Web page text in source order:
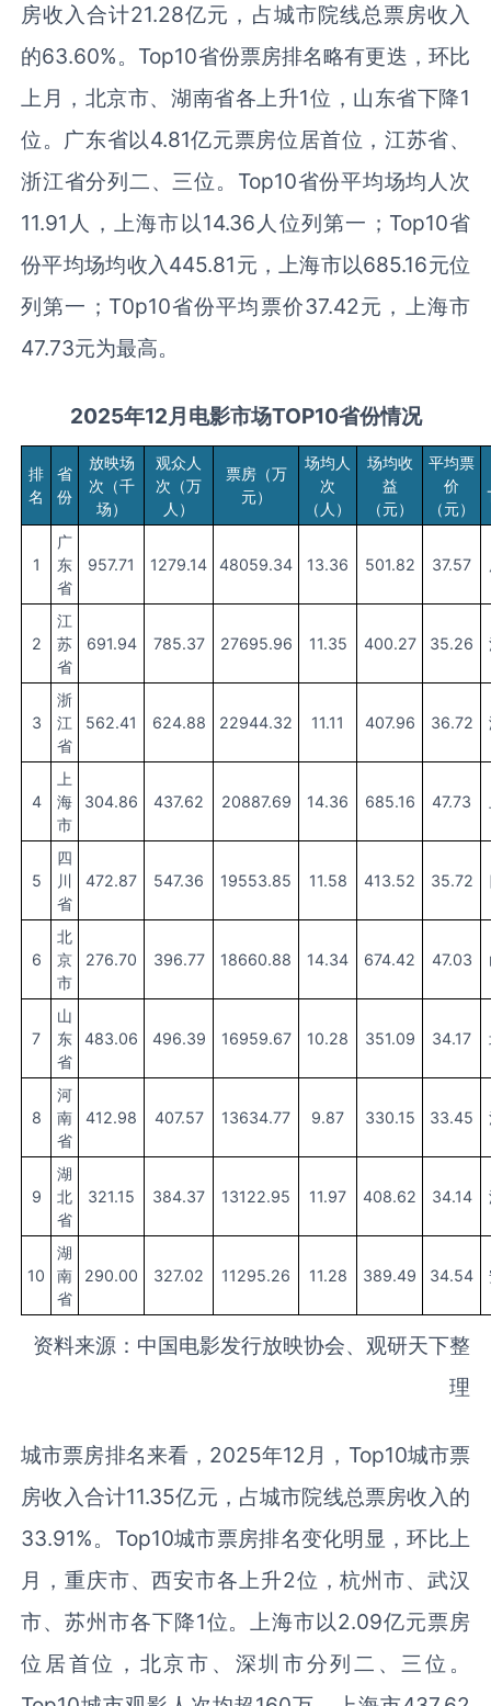
房收入合计21.28亿元，占城市院线总票房收入
的63.60%。Top10省份票房排名略有更迭，环比
上月，北京市、湖南省各上升1位，山东省下降1
位。广东省以4.81亿元票房位居首位，江苏省、
浙江省分列二、三位。Top10省份平均场均人次
11.91人，上海市以14.36人位列第一；Top10省
份平均场均收入445.81元，上海市以685.16元位
列第一；T0p10省份平均票价37.42元，上海市
47.73元为最高。
2025年12月电影市场TOP10省份情况
排
名
省
份
放映场
次（千
场）
观众人
次（万
人）
票房（万
元）
场均人
次
（人）
场均收
益
（元）
平均票
价
（元）
1
广
东
省
957.71 1279.14 48059.34 13.36 501.82 37.57
2
江
苏
省
691.94 785.37 27695.96 11.35 400.27 35.26
3
浙
江
省
562.41 624.88 22944.32 11.11 407.96 36.72
4
上
海
市
304.86 437.62 20887.69 14.36 685.16 47.73
5
四
川
省
472.87 547.36 19553.85 11.58 413.52 35.72
6
北
京
市
276.70 396.77 18660.88 14.34 674.42 47.03
7
山
东
省
483.06 496.39 16959.67 10.28 351.09 34.17
8
河
南
省
412.98 407.57 13634.77 9.87 330.15 33.45
9
湖
北
省
321.15 384.37 13122.95 11.97 408.62 34.14
10
湖
南
省
290.00 327.02 11295.26 11.28 389.49 34.54
资料来源：中国电影发行放映协会、观研天下整
理
城市票房排名来看，2025年12月，Top10城市票
房收入合计11.35亿元，占城市院线总票房收入的
33.91%。Top10城市票房排名变化明显，环比上
月，重庆市、西安市各上升2位，杭州市、武汉
市、苏州市各下降1位。上海市以2.09亿元票房
位居首位，北京市、深圳市分列二、三位。